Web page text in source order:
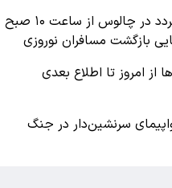
اعمال محدودیت تردد در چالوس از ساعت ۱۰ صبح
بازگشت مسافران نوروزی
از امروز تا اطلاع بعدی
دستکم 7 هواپیمای سرنشین‌دار در جنگ